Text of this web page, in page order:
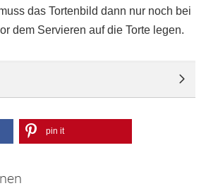
das Tortenbild dann nur noch bei
dem Servieren auf die Torte legen.
pin it